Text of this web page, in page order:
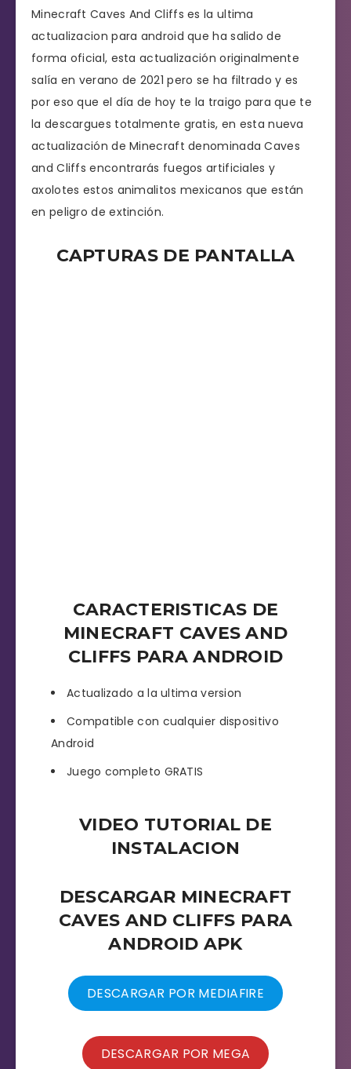
Minecraft Caves And Cliffs es la ultima
actualizacion para android que ha salido de
forma oficial, esta actualización originalmente
salía en verano de 2021 pero se ha filtrado y es
por eso que el día de hoy te la traigo para que te
la descargues totalmente gratis, en esta nueva
actualización de Minecraft denominada Caves
and Cliffs encontrarás fuegos artificiales y
axolotes estos animalitos mexicanos que están
en peligro de extinción.
CAPTURAS DE PANTALLA
CARACTERISTICAS DE
MINECRAFT CAVES AND
CLIFFS PARA ANDROID
Actualizado a la ultima version
Compatible con cualquier dispositivo
Android
Juego completo GRATIS
VIDEO TUTORIAL DE
INSTALACION
DESCARGAR MINECRAFT
CAVES AND CLIFFS PARA
ANDROID APK
DESCARGAR POR MEDIAFIRE
DESCARGAR POR MEGA